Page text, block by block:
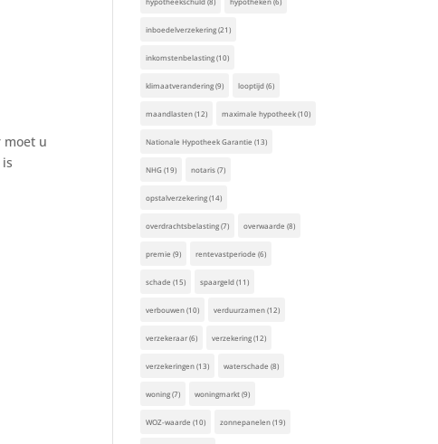
moet u
inboedelverzekering(21)
inkomstenbelasting(10)
klimaatverandering(9) looptijd(6)
maandlasten(12) maximale hypotheek(10)
Nationale Hypotheek Garantie (13)
NHG(19) notaris(7)
opstalverzekering(14)
overdrachtsbelasting(7) overwaarde (8)
premie (9) rentevastperiode (6)
schade (15) spaargeld(11)
verbouwen(10) verduurzamen(12)
verzekeraar(6) verzekering(12)
verzekeringen(13) waterschade (8)
woning(7) woningmarkt(9)
WOZ-waarde (10) zonnepanelen(19)